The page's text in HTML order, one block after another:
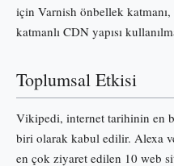
için Varnish önbellek
katmanlı CDN yapısı
Toplumsal Etkisi
Vikipedi, internet tarihinin en
biri olarak kabul edilir. Alexa
en çok ziyaret edilen 10 web